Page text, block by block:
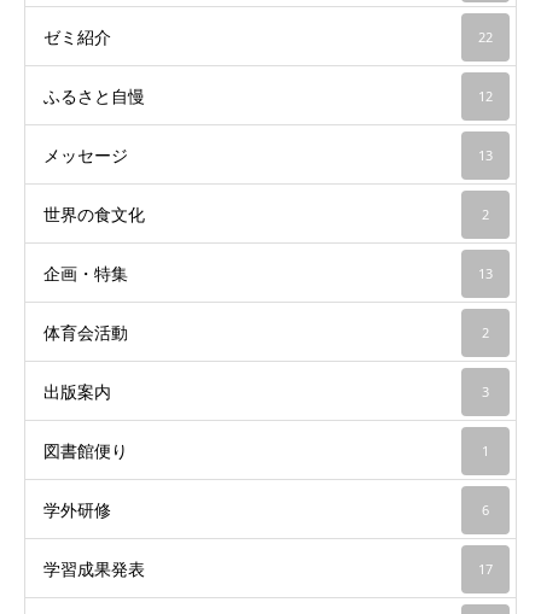
ゼミ紹介 22
ふるさと自慢 12
メッセージ 13
世界の食文化 2
企画・特集 13
体育会活動 2
出版案内 3
図書館便り 1
学外研修 6
学習成果発表 17